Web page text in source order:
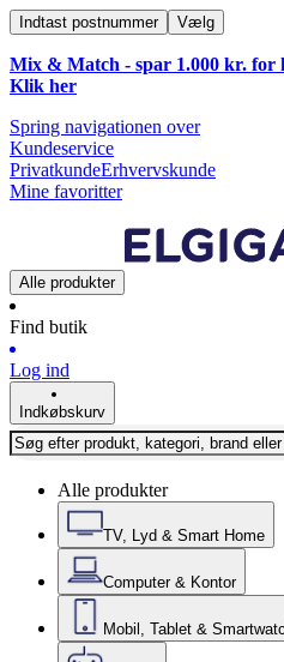
Indtast postnummer Vælg
Mix & Match - spar 1.000 kr. for
Klik her
Spring navigationen over
Kundeservice
PrivatkundeErhvervskunde
Mine favoritter
Alle produkter
Find butik
Log ind
Indkøbskurv
Alle produkter
TV, Lyd & Smart Home
Computer & Kontor
Mobil, Tablet &